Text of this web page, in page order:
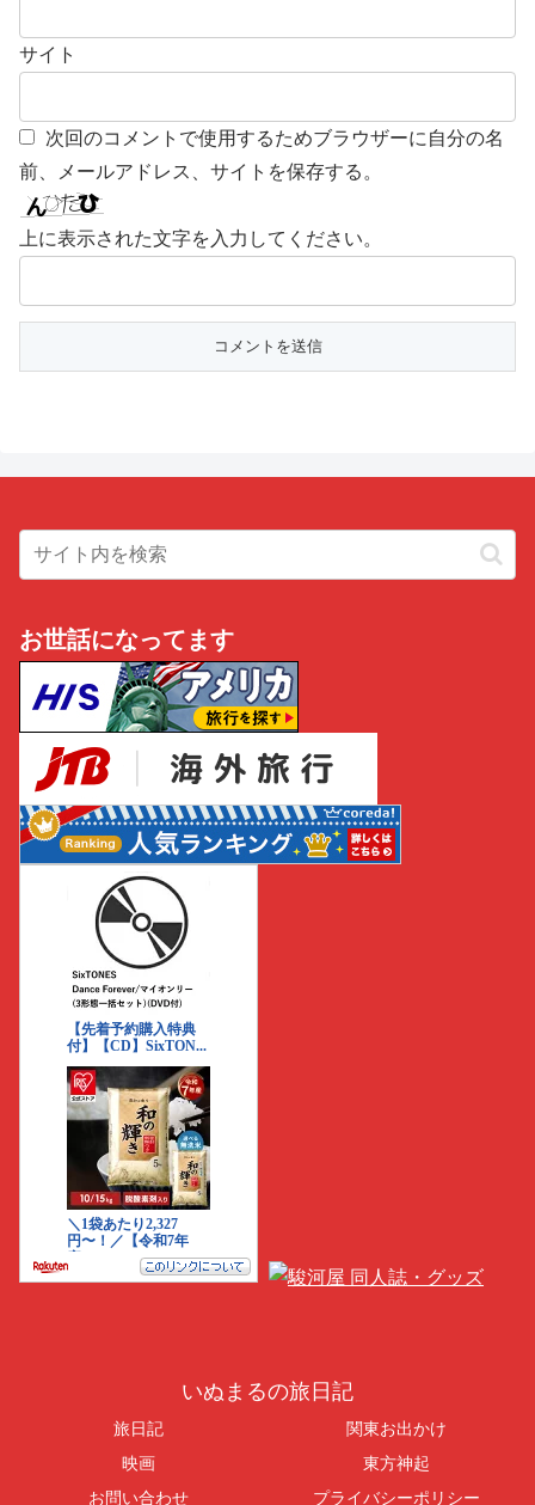
サイト
次回のコメントで使用するためブラウザーに自分の名
前、メールアドレス、サイトを保存する。
上に表示された文字を入力してください。
お世話になってます
いぬまるの旅日記
旅日記
関東お出かけ
映画
東方神起
お問い合わせ
プライバシーポリシー